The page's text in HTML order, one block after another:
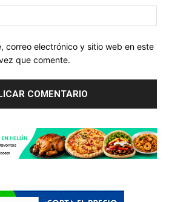
correo electrónico y sitio web en este
que comente.